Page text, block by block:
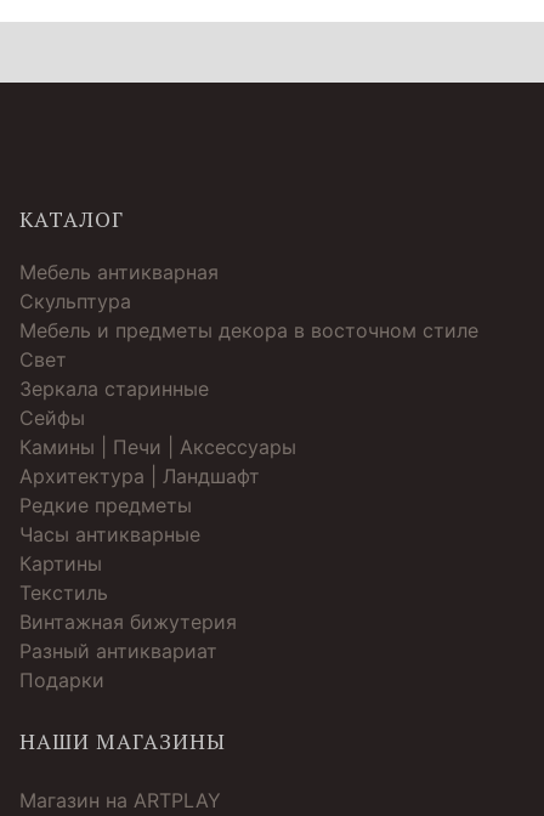
КАТАЛОГ
Мебель антикварная
Скульптура
Мебель и предметы декора в восточном стиле
Свет
Зеркала старинные
Cейфы
Камины | Печи | Аксессуары
Архитектура | Ландшафт
Редкие предметы
Часы антикварные
Картины
Текстиль
Винтажная бижутерия
Разный антиквариат
Подарки
НАШИ МАГАЗИНЫ
Магазин на ARTPLAY